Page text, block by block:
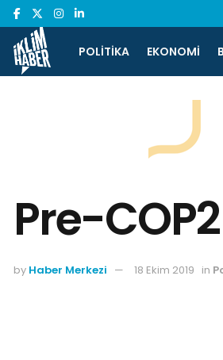
POLITIKA EKONOMI
Pre-
by Haber Merkezi 18 Ekim 2019 in